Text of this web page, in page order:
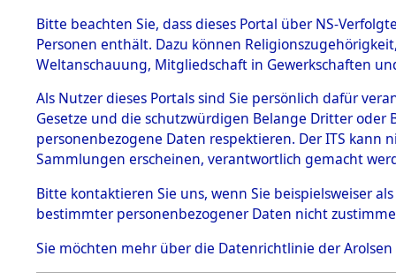
BESTÄNDE
1.
mente
5. Verschiedenes
5.3
Todesmärsche
5.3.1 Alliierte
Erhebungen
zu
Todesmärsch
en
5.3.2
Bayern→
Bitte beachten Sie, dass dieses Portal über NS-
Personen enthält. Dazu können
Weltanschauung, Mitgliedschaft in Gewerkschaften
Als Nutzer dieses Portals sind Sie persönlich dafür
Gesetze und die schutzwürdigen Belange Dritter
personenbezogene Daten respektieren. Der ITS
Sammlungen erscheinen, verantwortlich gemacht
Bitte kontaktieren Sie uns, wenn Sie beispielsweiser
bestimmter personenbezogener Daten nicht
Sie möchten mehr über die Datenrichtlinie der Arolsen